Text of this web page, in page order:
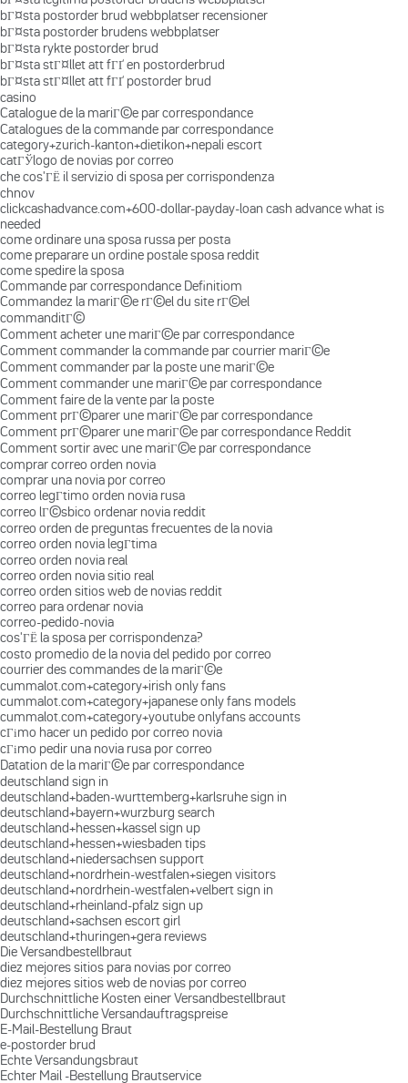
bГ¤sta postorder brud webbplatser recensioner
bГ¤sta postorder brudens webbplatser
bГ¤sta rykte postorder brud
bГ¤sta stГ¤llet att fГҐ en postorderbrud
bГ¤sta stГ¤llet att fГҐ postorder brud
casino
Catalogue de la mariГ©e par correspondance
Catalogues de la commande par correspondance
category+zurich-kanton+dietikon+nepali escort
catГЎlogo de novias por correo
che cos'ГЁ il servizio di sposa per corrispondenza
chnov
clickcashadvance.com+600-dollar-payday-loan cash advance what is
needed
come ordinare una sposa russa per posta
come preparare un ordine postale sposa reddit
come spedire la sposa
Commande par correspondance Definitiom
Commandez la mariГ©e rГ©el du site rГ©el
commanditГ©
Comment acheter une mariГ©e par correspondance
Comment commander la commande par courrier mariГ©e
Comment commander par la poste une mariГ©e
Comment commander une mariГ©e par correspondance
Comment faire de la vente par la poste
Comment prГ©parer une mariГ©e par correspondance
Comment prГ©parer une mariГ©e par correspondance Reddit
Comment sortir avec une mariГ©e par correspondance
comprar correo orden novia
comprar una novia por correo
correo legГ­timo orden novia rusa
correo lГ©sbico ordenar novia reddit
correo orden de preguntas frecuentes de la novia
correo orden novia legГ­tima
correo orden novia real
correo orden novia sitio real
correo orden sitios web de novias reddit
correo para ordenar novia
correo-pedido-novia
cos'ГЁ la sposa per corrispondenza?
costo promedio de la novia del pedido por correo
courrier des commandes de la mariГ©e
cummalot.com+category+irish only fans
cummalot.com+category+japanese only fans models
cummalot.com+category+youtube onlyfans accounts
cГіmo hacer un pedido por correo novia
cГіmo pedir una novia rusa por correo
Datation de la mariГ©e par correspondance
deutschland sign in
deutschland+baden-wurttemberg+karlsruhe sign in
deutschland+bayern+wurzburg search
deutschland+hessen+kassel sign up
deutschland+hessen+wiesbaden tips
deutschland+niedersachsen support
deutschland+nordrhein-westfalen+siegen visitors
deutschland+nordrhein-westfalen+velbert sign in
deutschland+rheinland-pfalz sign up
deutschland+sachsen escort girl
deutschland+thuringen+gera reviews
Die Versandbestellbraut
diez mejores sitios para novias por correo
diez mejores sitios web de novias por correo
Durchschnittliche Kosten einer Versandbestellbraut
Durchschnittliche Versandauftragspreise
E-Mail-Bestellung Braut
e-postorder brud
Echte Versandungsbraut
Echter Mail -Bestellung Brautservice